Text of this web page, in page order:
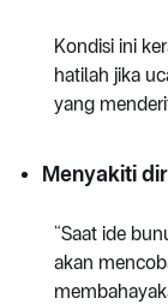
Kondisi ini
hatilah jika
yang
Menyakiti
“Saat ide
akan